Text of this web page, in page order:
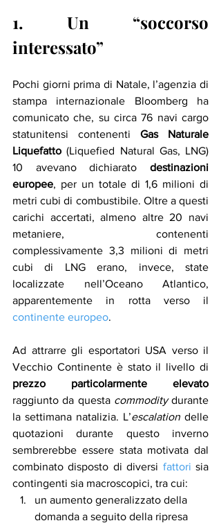
1. Un “soccorso
interessato”
Pochi giorni prima di Natale, l’agenzia di
stampa internazionale Bloomberg ha
comunicato che, su circa 76 navi cargo
statunitensi contenenti Gas Naturale
Liquefatto (Liquefied Natural Gas, LNG)
10 avevano dichiarato destinazioni
europee, per un totale di 1,6 milioni di
metri cubi di combustibile. Oltre a questi
carichi accertati, almeno altre 20 navi
metaniere, contenenti
complessivamente 3,3 milioni di metri
cubi di LNG erano, invece, state
localizzate nell’Oceano Atlantico,
continente europeo.
Ad attrarre gli esportatori USA verso il
prezzo particolarmente elevato
raggiunto da questa commodity durante
la settimana natalizia. L’escalation delle
quotazioni durante questo inverno
sembrerebbe essere stata motivata dal
combinato disposto di diversi fattori sia
contingenti sia macroscopici, tra cui:
un aumento generalizzato della
domanda a seguito della ripresa